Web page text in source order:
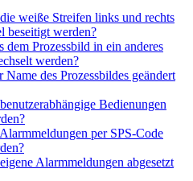
weiße Streifen links und rechts
beseitigt werden?
dem Prozessbild in ein anderes
werden?
Name des Prozessbildes geändert
Bedienungen
per SPS-Code
Alarmmeldungen abgesetzt